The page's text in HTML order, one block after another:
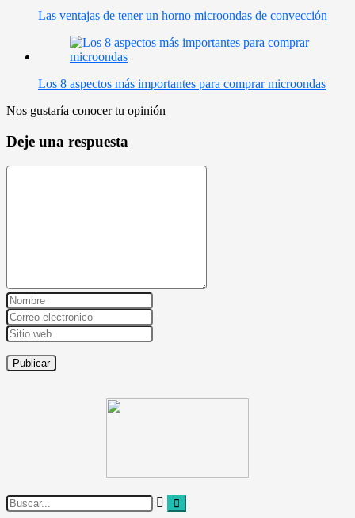
Las ventajas de tener un horno microondas de convección
Los 8 aspectos más importantes para comprar microondas
Nos gustaría conocer tu opinión
Deje una respuesta